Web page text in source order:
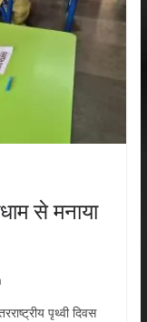
से मनाया
पृथ्वी दिवस